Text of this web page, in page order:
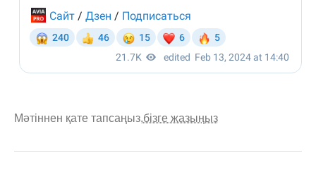
Мәтіннен қате тапсаңыз,бізге жазыңыз